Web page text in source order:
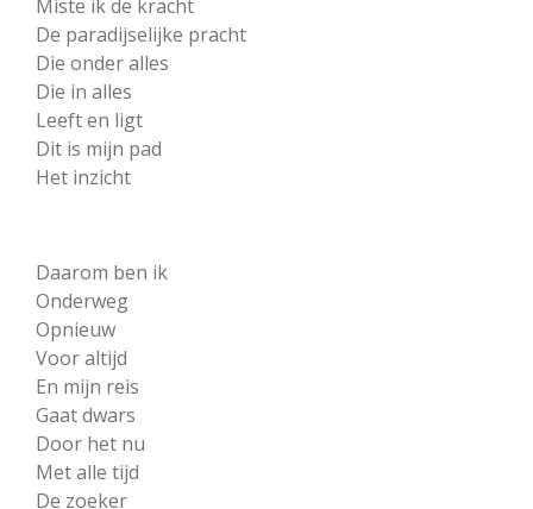
Miste ik de kracht
De paradijselijke pracht
Die onder alles
Die in alles
Leeft en ligt
Dit is mijn pad
Het inzicht
Daarom ben ik
Onderweg
Opnieuw
Voor altijd
En mijn reis
Gaat dwars
Door het nu
Met alle tijd
De zoeker